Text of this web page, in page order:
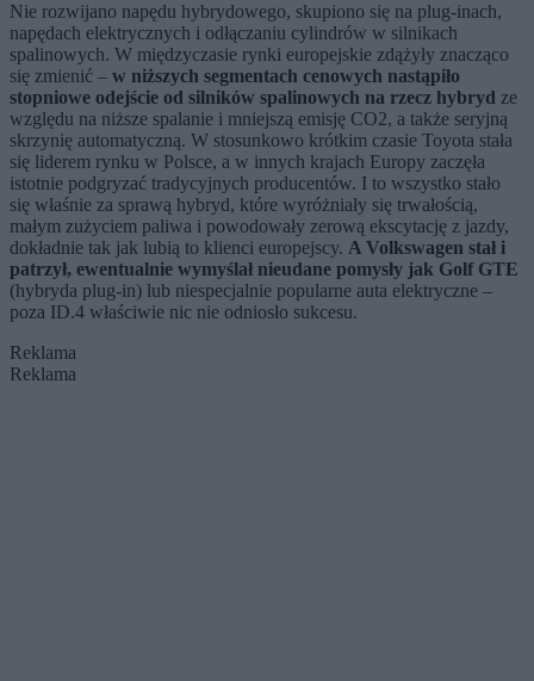
Nie rozwijano napędu hybrydowego, skupiono się na plug-inach,
napędach elektrycznych i odłączaniu cylindrów w silnikach
spalinowych. W międzyczasie rynki europejskie zdążyły znacząco
się zmienić – w niższych segmentach cenowych nastąpiło
stopniowe odejście od silników spalinowych na rzecz hybryd ze
względu na niższe spalanie i mniejszą emisję CO2, a także seryjną
skrzynię automatyczną. W stosunkowo krótkim czasie Toyota stała
się liderem rynku w Polsce, a w innych krajach Europy zaczęła
istotnie podgryzać tradycyjnych producentów. I to wszystko stało
się właśnie za sprawą hybryd, które wyróżniały się trwałością,
małym zużyciem paliwa i powodowały zerową ekscytację z jazdy,
dokładnie tak jak lubią to klienci europejscy. A Volkswagen stał i
patrzył, ewentualnie wymyślał nieudane pomysły jak Golf GTE
(hybryda plug-in) lub niespecjalnie popularne auta elektryczne –
poza ID.4 właściwie nic nie odniosło sukcesu.
Reklama
Reklama